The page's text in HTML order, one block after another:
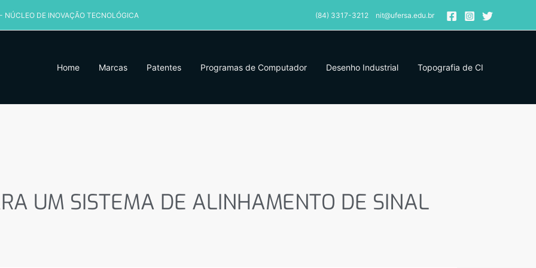
NÚCLEO DE INOVAÇÃO TECNOLÓGICA (84) 3317-3212 nit@ufersa.edu.br
Home Marcas Patentes Programas de Computador Desenho Industrial Topografia de CI
UM SISTEMA DE ALINHAMENTO DE SINAL